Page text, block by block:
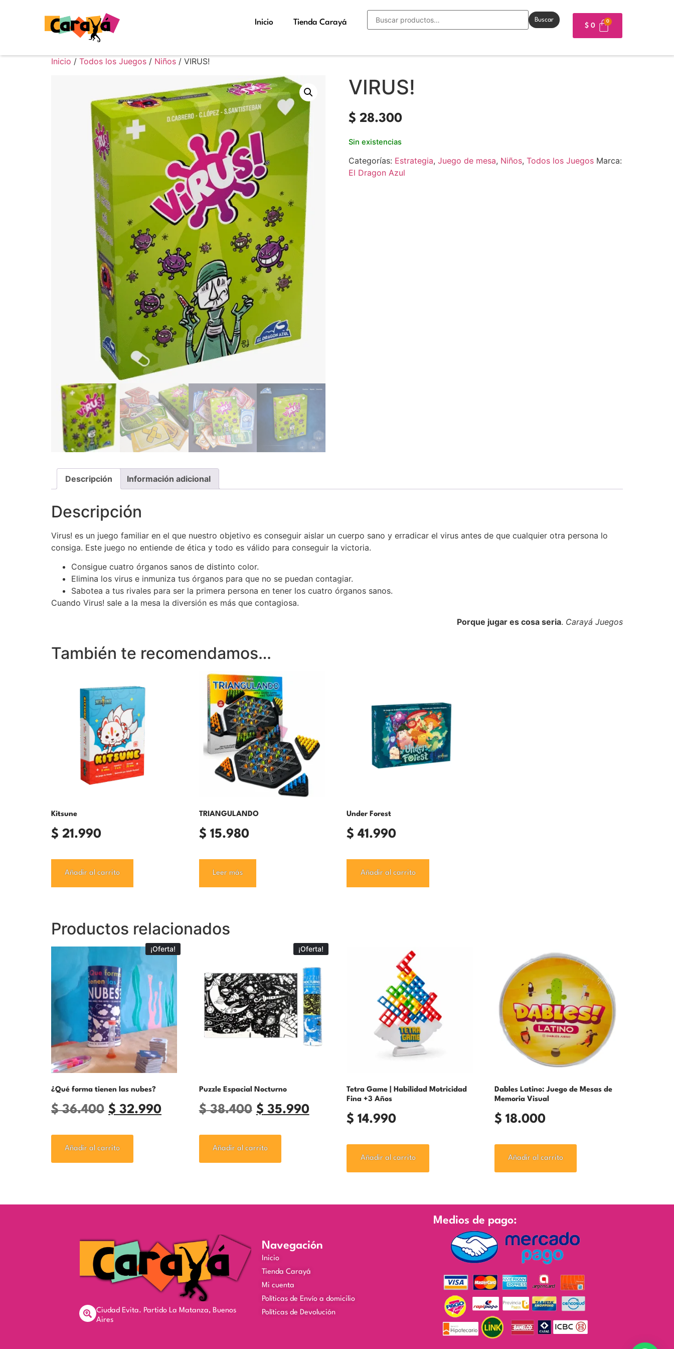
Inicio Tienda Carayá Buscar
$ 0
Inicio / Todos los Juegos / Niños / VIRUS!
VIRUS!
$ 28.300
Sin existencias
Categorías: Estrategia, Juego de mesa, Niños, Todos los Juegos Marca:
El Dragon Azul
Descripción Información adicional
Descripción
Virus! es un juego familiar en el que nuestro objetivo es conseguir aislar un cuerpo sano y erradicar el virus antes de que cualquier otra persona lo
consiga. Este juego no entiende de ética y todo es válido para conseguir la victoria.
Consigue cuatro órganos sanos de distinto color.
Elimina los virus e inmuniza tus órganos para que no se puedan contagiar.
Sabotea a tus rivales para ser la primera persona en tener los cuatro órganos sanos.
Cuando Virus! sale a la mesa la diversión es más que contagiosa.
Porque jugar es cosa seria. Carayá Juegos
También te recomendamos…
Kitsune
$ 21.990
Añadir al carrito
TRIANGULANDO
$ 15.980
Leer más
Under Forest
$ 41.990
Añadir al carrito
Productos relacionados
¡Oferta!
¿Qué forma tienen las nubes?
$36.400 $ 32.990
Añadir al carrito
¡Oferta!
Puzzle Espacial Nocturno
$38.400 $ 35.990
Añadir al carrito
Tetra Game | Habilidad Motricidad
Fina +3 Años
$ 14.990
Añadir al carrito
Dables Latino: Juego de Mesas de
Memoria Visual
$ 18.000
Añadir al carrito
Ciudad Evita. Partido La Matanza, Buenos
Aires
Navegación
Inicio
Tienda Carayá
Mi cuenta
Políticas de Envío a domicilio
Políticas de Devolución
Medios de pago: